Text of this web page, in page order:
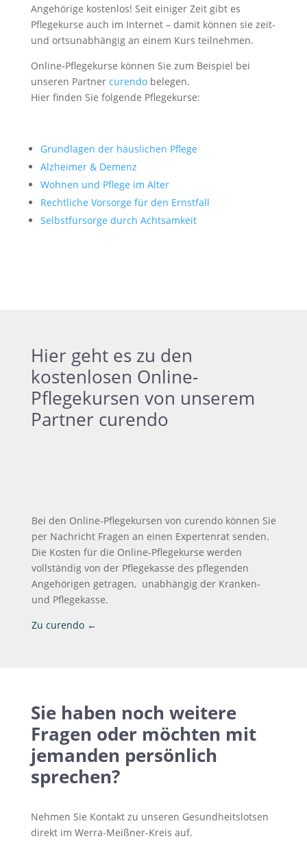
Angehörige kostenlos! Seit einiger Zeit gibt es
Pflegekurse auch im Internet – damit können sie zeit-
und ortsunabhängig an einem Kurs teilnehmen.
Online-Pflegekurse können Sie zum Beispiel bei
unseren Partner curendobelegen.
Hier finden Sie folgende Pflegekurse:
Grundlagen der häuslichen Pflege
Alzheimer & Demenz
Wohnen und Pflege im Alter
Rechtliche Vorsorge für den Ernstfall
Selbstfürsorge durch Achtsamkeit
Hier geht es zu den
kostenlosen Online-
Pflegekursen von unserem
Partner curendo
Bei den Online-Pflegekursen von curendo können Sie
per Nachricht Fragen an einen Expertenrat senden.
Die Kosten für die Online-Pflegekurse werden
vollständig von der Pflegekasse des pflegenden
Angehörigen getragen, unabhängig der Kranken-
und Pflegekasse.
Zu curendo ←
Sie haben noch weitere
Fragen oder möchten mit
jemanden persönlich
sprechen?
Nehmen Sie Kontakt zu unseren Gesundheitslotsen
direkt im Werra-Meißner-Kreis auf.